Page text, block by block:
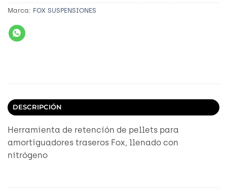
Marca: FOX SUSPENSIONES
DESCRIPCIÓN
Herramienta de retención de pellets para
amortiguadores traseros Fox, llenado con
nitrógeno